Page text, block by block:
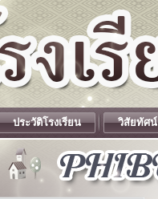
ประวัติโรงเรียน วิสัยทัศน์